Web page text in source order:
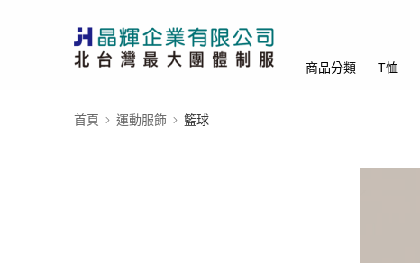
商品分類 T恤
首頁 運動服飾 籃球